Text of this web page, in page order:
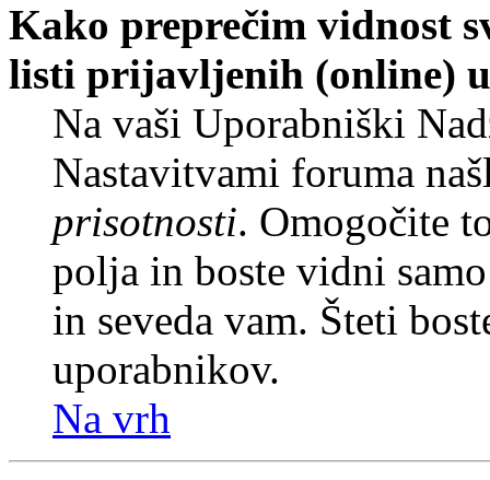
Kako preprečim vidnost
listi prijavljenih (online)
Na vaši Uporabniški
Nastavitvami foruma
prisotnosti. Omogočite
polja in boste vidni
in seveda vam. Šteti
uporabnikov.
Na vrh